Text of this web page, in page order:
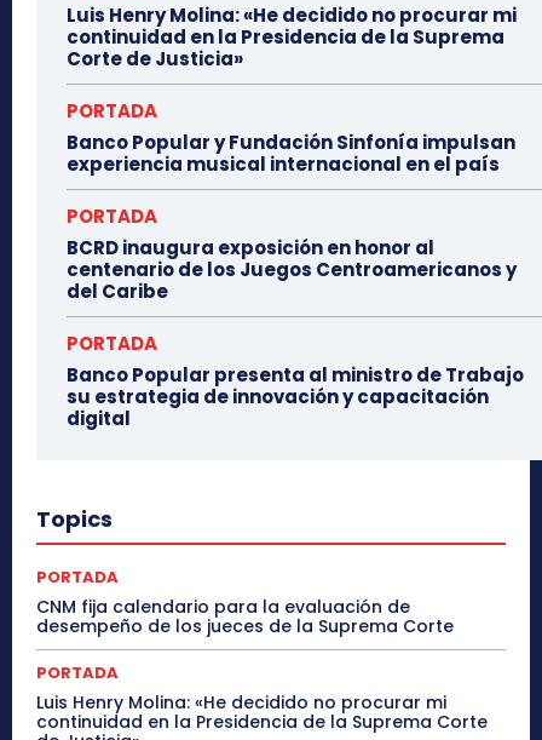
Luis Henry Molina: «He decidido no procurar mi
continuidad en la Presidencia de la Suprema
Corte de Justicia»
PORTADA
Banco Popular y Fundación Sinfonía impulsan
experiencia musical internacional en el país
PORTADA
BCRD inaugura exposición en honor al
centenario de los Juegos Centroamericanos y
del Caribe
PORTADA
Banco Popular presenta al ministro de Trabajo
su estrategia de innovación y capacitación
digital
Topics
PORTADA
CNM fija calendario para la evaluación de
desempeño de los jueces de la Suprema Corte
PORTADA
Luis Henry Molina: «He decidido no procurar mi
continuidad en la Presidencia de la Suprema Corte